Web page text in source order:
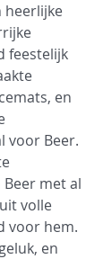
heerlijke
feestelijk
en
voor Beer.
met al
volle
voor hem.
en